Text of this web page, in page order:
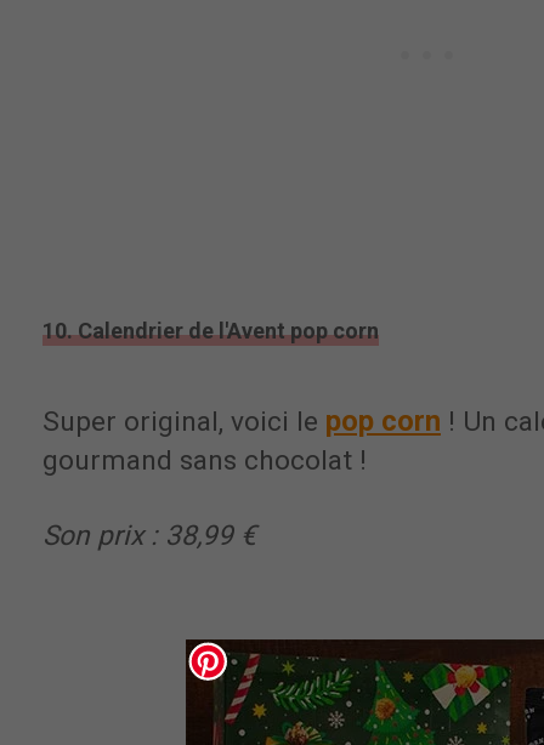
10. Calendrier de l'Avent pop corn
Super original, voici le pop corn ! Un
gourmand sans chocolat !
Son prix : 38,99 €